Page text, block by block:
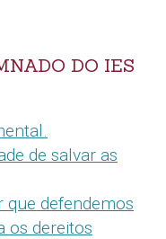
DO IES
de salvar as
que defendemos
os dereitos